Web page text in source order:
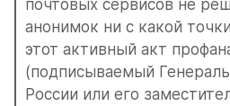
почтовых сервисов не
анонимок ни с какой
этот активный акт
(подписываемый
России или его